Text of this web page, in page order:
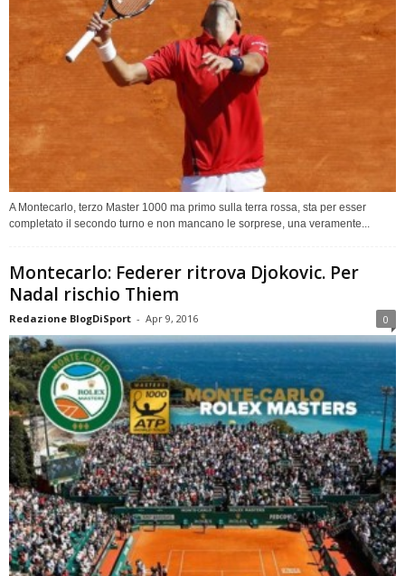
A Montecarlo, terzo Master 1000 ma primo sulla terra rossa, sta per esser
completato il secondo turno e non mancano le sorprese, una veramente...
Montecarlo: Federer ritrova Djokovic. Per
Nadal rischio Thiem
Redazione BlogDiSport - Apr 9, 2016 0